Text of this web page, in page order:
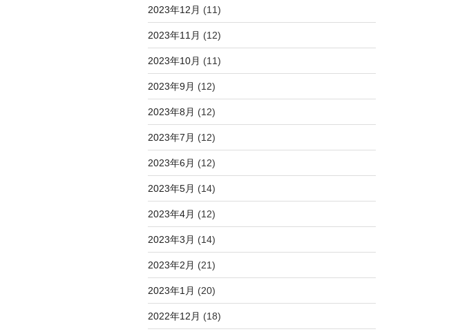
2023年12月 (11)
2023年11月 (12)
2023年10月 (11)
2023年9月 (12)
2023年8月 (12)
2023年7月 (12)
2023年6月 (12)
2023年5月 (14)
2023年4月 (12)
2023年3月 (14)
2023年2月 (21)
2023年1月 (20)
2022年12月 (18)